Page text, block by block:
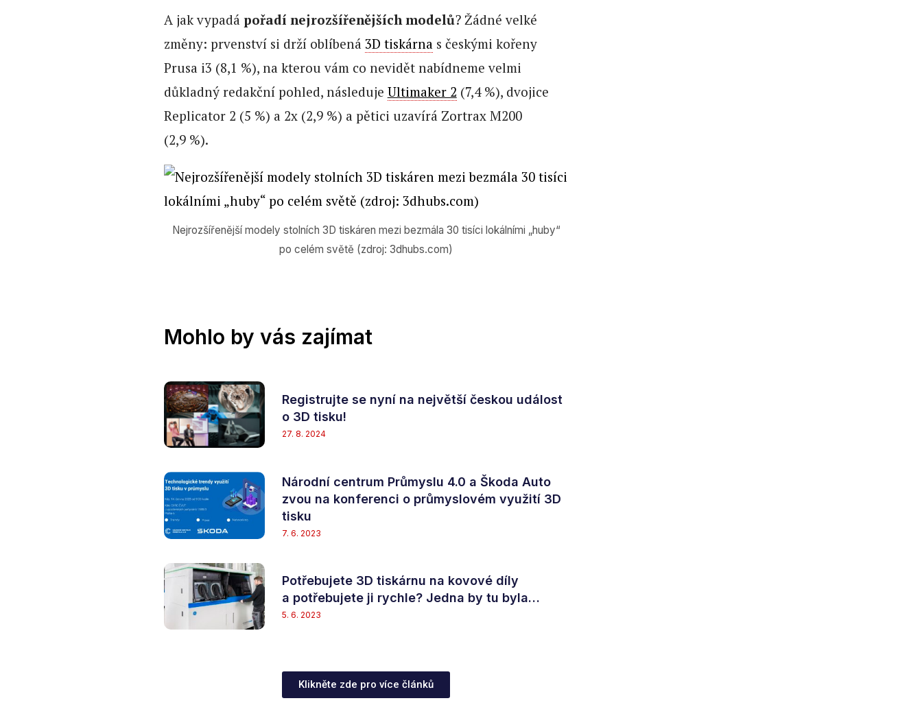
A jak vypadá pořadí nejrozšířenějších modelů? Žádné velké
změny: prvenství si drží oblíbená 3D tiskárnas českými kořeny
Prusa i3 (8,1 %), na kterou vám co nevidět nabídneme velmi
důkladný redakční pohled, následuje Ultimaker 2 (7,4 %), dvojice
Replicator 2 (5 %) a 2x (2,9 %) a pětici uzavírá Zortrax M200
(2,9 %).
Nejrozšířenější modely stolních 3D tiskáren mezi bezmála 30 tisíci lokálními „huby“
po celém světě (zdroj: 3dhubs.com)
Mohlo by vás zajímat
Registrujte se nyní na největší českou událost
o 3D tisku!
27. 8. 2024
Národní centrum Průmyslu 4.0 a Škoda Auto
zvou na konferenci o průmyslovém využití 3D
tisku
7. 6. 2023
Potřebujete 3D tiskárnu na kovové díly
a potřebujete ji rychle? Jedna by tu byla…
5. 6. 2023
Klikněte zde pro více článků